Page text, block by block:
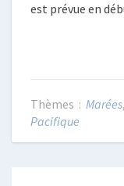
est prévue en
Marées,
Pacifique